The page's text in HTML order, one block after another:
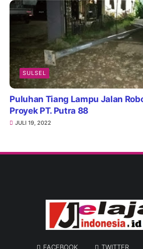
SULSEL
Puluhan Tiang Lampu Jalan
Proyek PT. Putra 88
JULI 19, 2022
FACEBOOK TWITTER